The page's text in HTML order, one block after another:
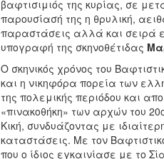
βαφτισιμιός της κυρίας, σε
παρουσίασή της η θρυλική,
παραστάσεις αλλά και σειρά
υπογραφή της σκηνοθέτιδας
Ο σκηνικός χρόνος του
και η νικηφόρα πορεία των
της πολεμικής περιόδου και
«πινακοθήκη» των αρχών του
Κική, συνδυάζοντας με
καταστάσεις. Με τον
που ο ίδιος εγκαινίασε με το